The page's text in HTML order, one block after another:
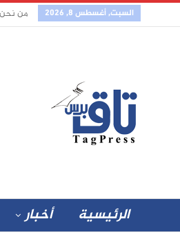
السبت, أغسطس 8, 2026 من نحن
الرئيسية أخبار